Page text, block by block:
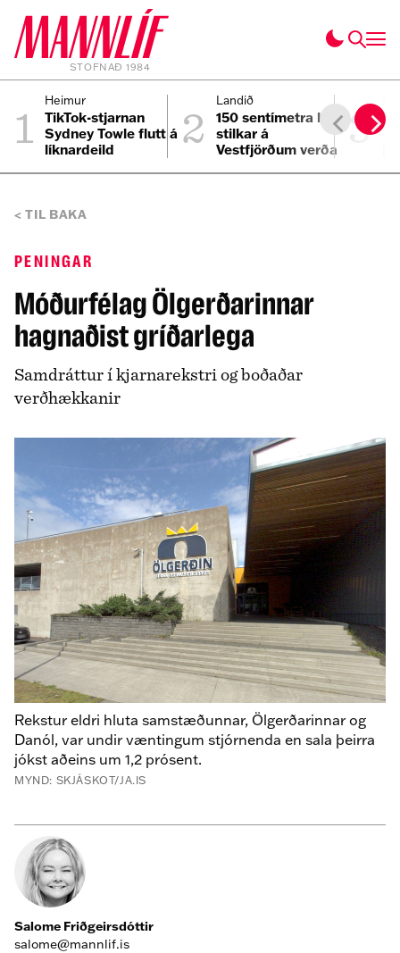
STOFNAÐ 1984
1 Heimur
TikTok-stjarnan
Sydney Towle flutt á
líknardeild
2 Landið
150 sentímetra háir
stilkar á
Vestfjörðum verða
3
TIL BAKA
PENINGAR
Móðurfélag Ölgerðarinnar
hagnaðist gríðarlega
Samdráttur í kjarnarekstri og boðaðar
verðhækkanir
Rekstur eldri hluta samstæðunnar, Ölgerðarinnar og
Danól, var undir væntingum stjórnenda en sala þeirra
jókst aðeins um 1,2 prósent.
MYND: SKJÁSKOT/JA.IS
Salome Friðgeirsdóttir
salome@mannlif.is